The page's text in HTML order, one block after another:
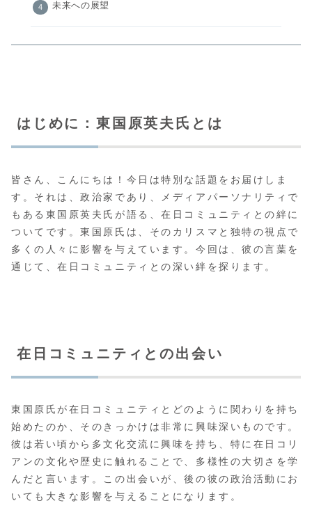
未来への展望
はじめに：東国原英夫氏とは
皆さん、こんにちは！今日は特別な話題をお届けしま
す。それは、政治家であり、メディアパーソナリティで
もある東国原英夫氏が語る、在日コミュニティとの絆に
ついてです。東国原氏は、そのカリスマと独特の視点で
多くの人々に影響を与えています。今回は、彼の言葉を
通じて、在日コミュニティとの深い絆を探ります。
在日コミュニティとの出会い
東国原氏が在日コミュニティとどのように関わりを持ち
始めたのか、そのきっかけは非常に興味深いものです。
彼は若い頃から多文化交流に興味を持ち、特に在日コリ
アンの文化や歴史に触れることで、多様性の大切さを学
んだと言います。この出会いが、後の彼の政治活動にお
いても大きな影響を与えることになります。